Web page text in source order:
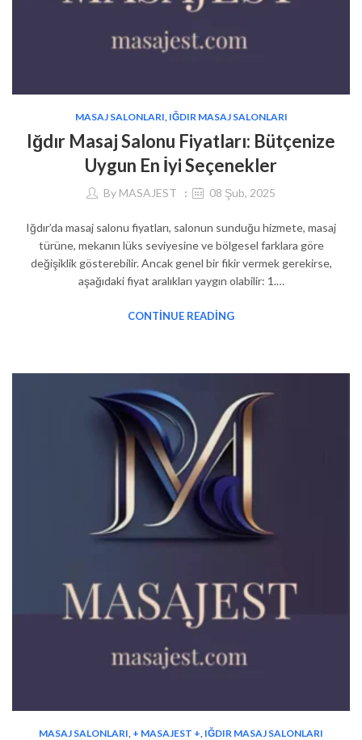
MASAJ SALONLARI IĞDIR MASAJ SALONLARI
Iğdır Masaj Salonu Fiyatları: Bütçenize
Uygun En İyi Seçenekler
By MASAJEST 08 Şub, 2025
Iğdır’da masaj salonu fiyatları, salonun sunduğu hizmete, masaj
türüne, mekanın lüks seviyesine ve bölgesel farklara göre
değişiklik gösterebilir. Ancak genel bir fikir vermek gerekirse,
aşağıdaki fiyat aralıkları yaygın olabilir: 1.…
CONTINUE READING
MASAJ SALONLARI + MASAJEST + IĞDIR MASAJ SALONLARI